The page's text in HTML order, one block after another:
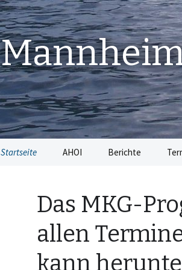
Startseite AHOI Berichte
Das MKG-
allen
kann